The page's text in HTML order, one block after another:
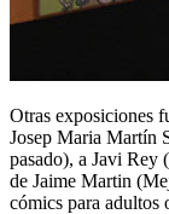
Otras exposiciones
Josep Maria Martín
pasado), a Javi Rey
de Jaime Martin
cómics para adultos